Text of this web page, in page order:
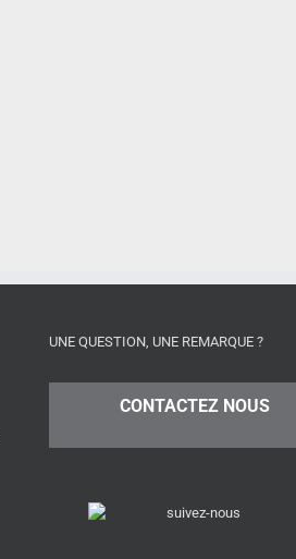
UNE QUESTION, UNE REMARQUE ?
CONTACTEZ NOUS